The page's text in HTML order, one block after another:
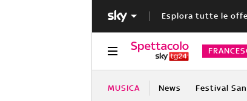
Esplora tutte le
MUSICA News Festival